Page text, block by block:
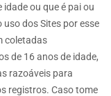
ou que é pai ou
dos Sites por esse
coletadas
de 16 anos de idade,
razoáveis para
registros. Caso tome